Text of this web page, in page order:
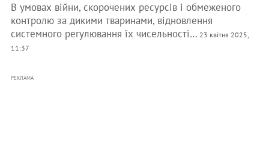
В умовах війни, скорочених ресурсів і обмеженого
контролю за дикими тваринами, відновлення
системного регулювання їх чисельності… 23 квітня 2025,
11:37
РЕКЛАМА